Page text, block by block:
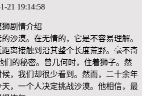
21 19:14:58
剧情介绍
沙漠。在无情的，它是不容易理解。
离接触到沿其整个长度荒野。毫不奇
们的秘密。曾几何时，住着狮子。然
，我们却很少看到。然而，二十余年
，一个人决定挑战沙漠。他相信，最